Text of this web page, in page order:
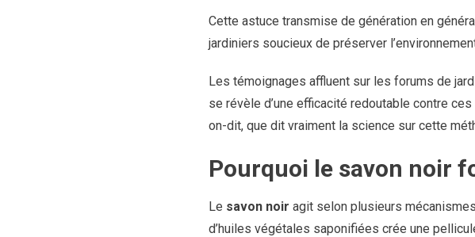
Cette astuce transmise de génération en
jardiniers soucieux de préserver
Les témoignages affluent sur les forums de
se révèle d’une efficacité redoutable contre
on-dit, que dit vraiment la science sur cette
Pourquoi le savon noir
Le savon noir agit selon plusieurs
d’huiles végétales saponifiées crée une